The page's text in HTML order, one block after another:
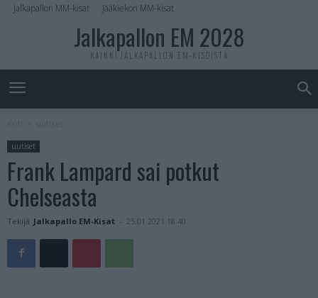
Jalkapallon MM-kisat Jääkiekon MM-kisat
Jalkapallon EM 2028
KAIKKI JALKAPALLON EM-KISOISTA
uutiset
Frank Lampard sai potkut
Chelseasta
Tekijä Jalkapallo EM-Kisat - 25.01.2021 18:40